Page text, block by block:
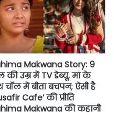
Makwana Story: 9
की उम्र में TV डेब्यू, मां के
चॉल में बीता बचपन; ऐसी है
Cafe’ की प्रीति
Makwana की कहानी